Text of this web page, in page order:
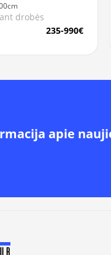
drobės
235-990€
apie